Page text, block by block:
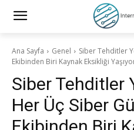
Ana Sayfa Genel
Siber Tehditler
Ekibinden Biri Kaynak Eksikliği
Siber Tehditler
Her Üç Siber